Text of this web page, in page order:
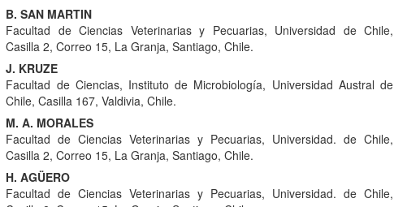
Contenido
principal
del
artículo
B. SAN MARTIN
Facultad de Ciencias Veterinarias y Pecuarias, Universidad de Chile,
Casilla 2, Correo 15, La Granja, Santiago, Chile.
J. KRUZE
Facultad de Ciencias, Instituto de Microbiología, Universidad Austral de
Chile, Casilla 167, Valdivia, Chile.
M. A. MORALES
Facultad de Ciencias Veterinarias y Pecuarias, Universidad. de Chile,
Casilla 2, Correo 15, La Granja, Santiago, Chile.
H. AGÜERO
Facultad de Ciencias Veterinarias y Pecuarias, Universidad. de Chile,